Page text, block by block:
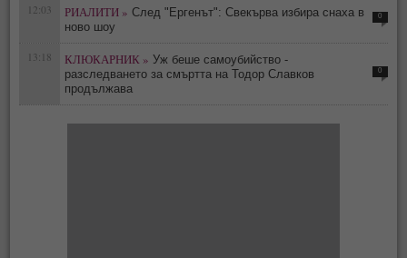
12:03 РИАЛИТИ » След "Ергенът": Свекърва избира снаха в
ново шоу
0
13:18 КЛЮКАРНИК » Уж беше самоубийство -
разследването за смъртта на Тодор Славков
продължава
0